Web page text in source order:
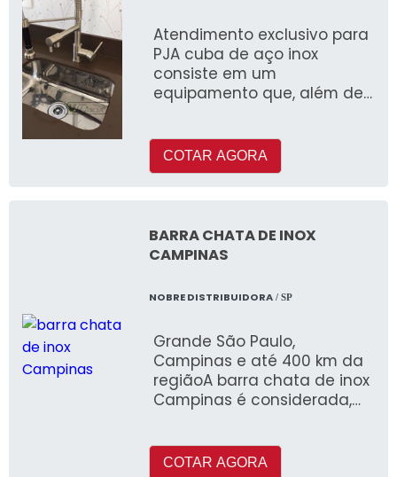
Atendimento exclusivo para
PJA cuba de aço inox
consiste em um
equipamento que, além de
a dupla, a redond
COTAR AGORA
BARRA CHATA DE INOX
CAMPINAS
NOBRE DISTRIBUIDORA/ SP
Grande São Paulo,
Campinas e até 400 km da
regiãoA barra chata de inox
Campinas é considerada,
COTAR AGORA